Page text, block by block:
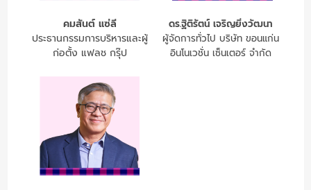
คมสันต์ แซ่ลี
ประธานกรรมการบริหารและผู้
ก่อตั้ง แฟลช กรุ๊ป
ดร.ฐิติรัตน์ เจริญยิ่งวัฒนา
ผู้จัดการทั่วไป บริษัท ขอนแก่น
อินโนเวชั่น เซ็นเตอร์ จำกัด